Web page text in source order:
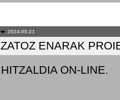
2024-05-21
ZATOZ ENARAK
HITZALDIA ON-LINE.